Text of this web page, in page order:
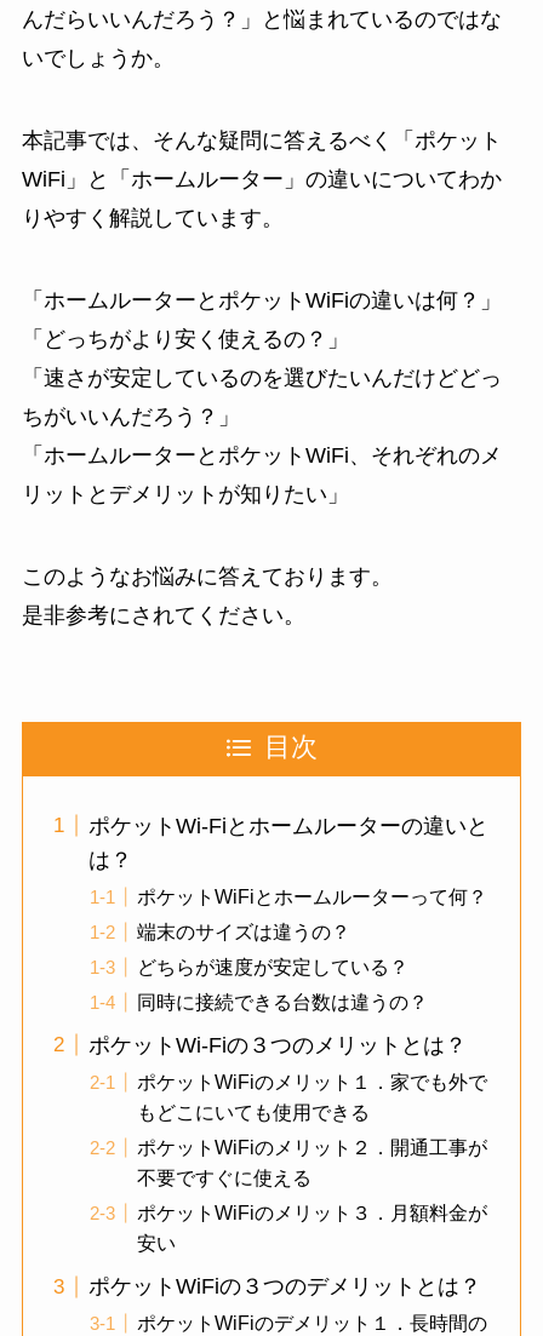
んだらいいんだろう？」と悩まれているのではな
いでしょうか。
本記事では、そんな疑問に答えるべく「ポケット
WiFi」と「ホームルーター」の違いについてわか
りやすく解説しています。
「ホームルーターとポケットWiFiの違いは何？」
「どっちがより安く使えるの？」
「速さが安定しているのを選びたいんだけどどっ
ちがいいんだろう？」
「ホームルーターとポケットWiFi、それぞれのメ
リットとデメリットが知りたい」
このようなお悩みに答えております。
是非参考にされてください。
目次
ポケットWi-Fiとホームルーターの違いと
は？
ポケットWiFiとホームルーターって何？
端末のサイズは違うの？
どちらが速度が安定している？
同時に接続できる台数は違うの？
ポケットWi-Fiの３つのメリットとは？
ポケットWiFiのメリット１．家でも外で
もどこにいても使用できる
ポケットWiFiのメリット２．開通工事が
不要ですぐに使える
ポケットWiFiのメリット３．月額料金が
安い
ポケットWiFiの３つのデメリットとは？
ポケットWiFiのデメリット１．長時間の